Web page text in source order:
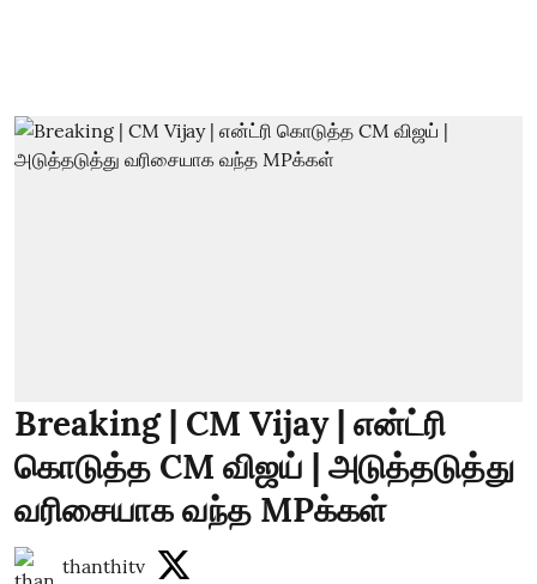
Breaking | CM Vijay | என்ட்ரி
கொடுத்த CM விஜய் | அடுத்தடுத்து
வரிசையாக வந்த MPக்கள்
thanthitv